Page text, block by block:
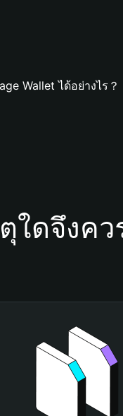
Wallet ได้อย่างไร？
ใดจึงค